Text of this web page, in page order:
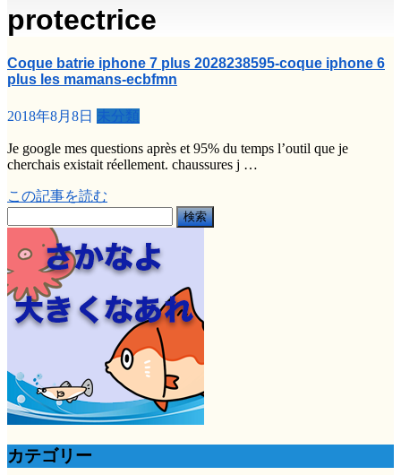
protectrice
Coque batrie iphone 7 plus 2028238595-coque iphone 6
plus les mamans-ecbfmn
2018年8月8日 未分類
Je google mes questions après et 95% du temps l’outil que je
cherchais existait réellement. chaussures j …
この記事を読む
索:
カテゴリー